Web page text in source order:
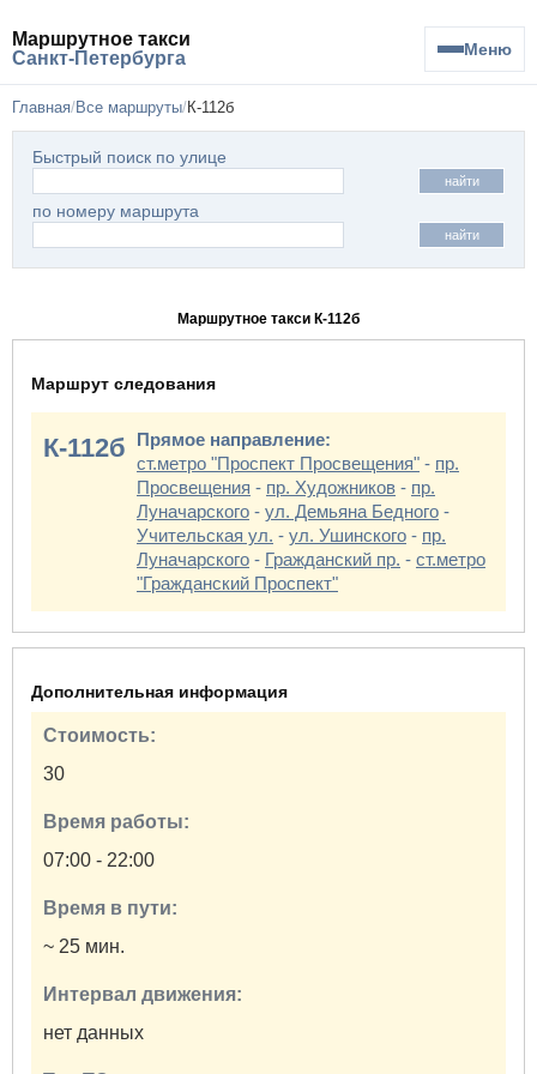
Маршрутное такси
Санкт-Петербурга
Меню
Главная Все маршруты К-112б
Быстрый поиск по улице
найти
по номеру маршрута
найти
Маршрутное такси К-112б
Маршрут следования
К-112б
Прямое направление:
ст.метро "Проспект Просвещения" - пр.
Просвещения - пр. Художников - пр.
Луначарского - ул. Демьяна Бедного -
Учительская ул. - ул. Ушинского - пр.
Луначарского - Гражданский пр. - ст.метро
"Гражданский Проспект"
Дополнительная информация
Стоимость:
30
Время работы:
07:00 - 22:00
Время в пути:
~ 25 мин.
Интервал движения:
нет данных